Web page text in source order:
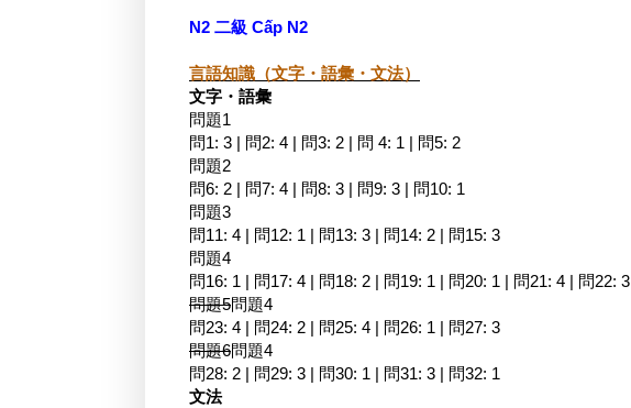
N2 二級 Cấp N2
言語知識（文字・語彙・文法）
文字・語彙
問題1
問1: 3 | 問2: 4 | 問3: 2 | 問 4: 1 | 問5: 2
問題2
問6: 2 | 問7: 4 | 問8: 3 | 問9: 3 | 問10: 1
問題3
問11: 4 | 問12: 1 | 問13: 3 | 問14: 2 | 問15: 3
問題4
問16: 1 | 問17: 4 | 問18: 2 | 問19: 1 | 問20: 1 | 問21: 4 | 問22: 3
問題5問題4
問23: 4 | 問24: 2 | 問25: 4 | 問26: 1 | 問27: 3
問題6問題4
問28: 2 | 問29: 3 | 問30: 1 | 問31: 3 | 問32: 1
文法